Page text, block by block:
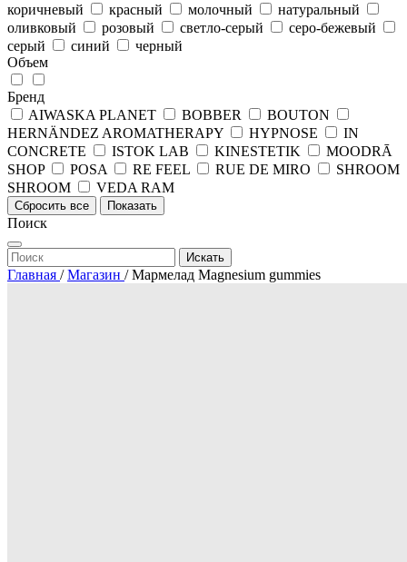
коричневый
красный молочный
натуральный
оливковый
розовый светло-серый
серо-бежевый
серый
синий
черный
Объем
Бренд
AIWASKA PLANET
BOBBER
BOUTON
HERNÄNDEZ AROMATHERAPY
HYPNOSE
IN
CONCRETE
ISTOK LAB KINESTETIK
MOODRĀ
SHOP
POSA RE FEEL RUE DE MIRO
SHROOM
SHROOM
VEDA RAM
Сбросить все Показать
Поиск
Искать
Главная /Магазин /Мармелад Magnesium gummies